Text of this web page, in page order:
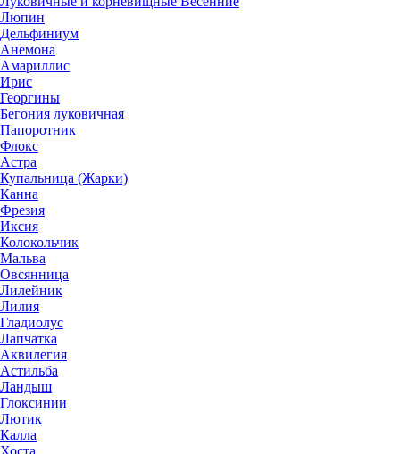
Люпин
Дельфиниум
Анемона
Амариллис
Ирис
Георгины
Бегония луковичная
Папоротник
Флокс
Астра
Купальница (Жарки)
Канна
Фрезия
Иксия
Колокольчик
Мальва
Овсянница
Лилейник
Лилия
Гладиолус
Лапчатка
Аквилегия
Астильба
Ландыш
Глоксинии
Лютик
Калла
Хоста